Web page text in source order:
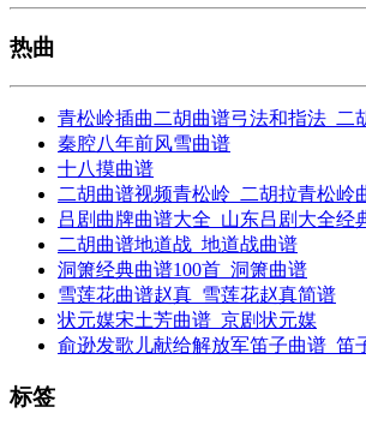
热曲
青松岭插曲二胡曲谱弓法和指法_二
秦腔八年前风雪曲谱
十八摸曲谱
二胡曲谱视频青松岭_二胡拉青松岭
吕剧曲牌曲谱大全_山东吕剧大全经
二胡曲谱地道战_地道战曲谱
洞箫经典曲谱100首_洞箫曲谱
雪莲花曲谱赵真_雪莲花赵真简谱
状元媒宋土芳曲谱_京剧状元媒
俞逊发歌儿献给解放军笛子曲谱_笛
标签